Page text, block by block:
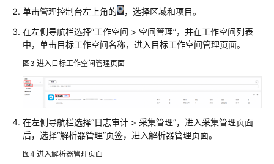
递
云
服
务
入
数
据
集
单击管理控制台左上角的
，选择区域和项目。
在左侧导航栏选择“工作空间 > 空间管理”，并在工作空间列表
中，单击目标工作空间名称，进入目标工作空间管理页面。
图3 进入目标工作空间管理页面
在左侧导航栏选择“日志审计 > 采集管理”，进入采集管理页面
后，选择“解析器管理”页签，进入解析器管理页面。
图4 进入解析器管理页面